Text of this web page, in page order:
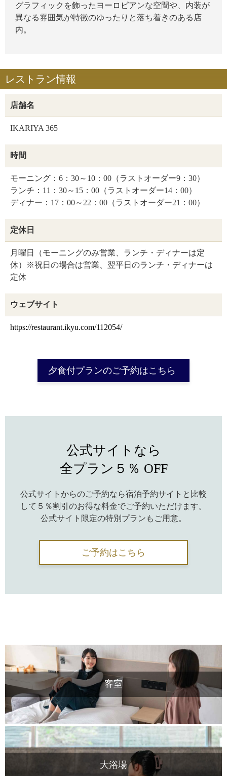
グラフィックを飾ったヨーロピアンな空間や、内装が
異なる雰囲気が特徴のゆったりと落ち着きのある店
内。
レストラン情報
店舗名
IKARIYA 365
時間
モーニング：6：30～10：00（ラストオーダー9：30）
ランチ：11：30～15：00（ラストオーダー14：00）
ディナー：17：00～22：00（ラストオーダー21：00）
定休日
月曜日（モーニングのみ営業、ランチ・ディナーは定
休）※祝日の場合は営業、翌平日のランチ・ディナーは
定休
ウェブサイト
https://restaurant.ikyu.com/112054/
夕食付プランのご予約はこちら
公式サイトなら
全プラン５％ OFF
公式サイトからのご予約なら宿泊予約サイトと比較
して５％割引のお得な料金でご予約いただけます。
公式サイト限定の特別プランもご用意。
ご予約はこちら
客室
大浴場